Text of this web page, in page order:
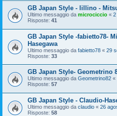
GB Japan Style - lillino -
Ultimo messaggio da microciccio « 2
Risposte: 41
GB Japan Style -fabietto78-
Hasegawa
Ultimo messaggio da fabietto78 « 29
Risposte: 33
GB Japan Style- Geometrino
Ultimo messaggio da Geometrino82 «
Risposte: 57
GB Japan Style - Claudio-
Ultimo messaggio da claudio « 26
Risposte: 58